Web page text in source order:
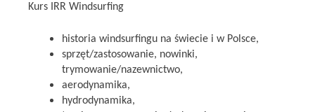
Kurs IRR Windsurfing
historia windsurfingu na świecie i w Polsce,
sprzęt/zastosowanie, nowinki,
trymowanie/nazewnictwo,
aerodynamika,
hydrodynamika,